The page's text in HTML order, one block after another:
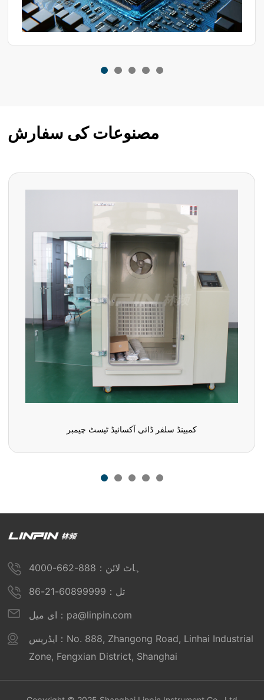
مصنوعات کی سفارش
کمبینڈ سلفر ڈائی آکسائیڈ ٹیسٹ چیمبر
ہاٹ لائن：888-662-4000
تل：60899999-21-86
ای میل：pa@linpin.com
ایڈریس：No. 888, Zhangong Road, Linhai Industrial
Zone, Fengxian District, Shanghai